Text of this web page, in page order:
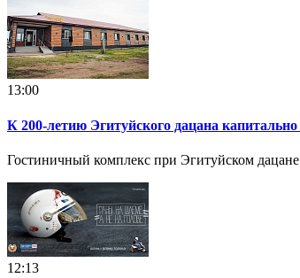
13:00
К 200-летию Эгитуйского дацана
Гостиничный комплекс при Эгитуйском
12:13